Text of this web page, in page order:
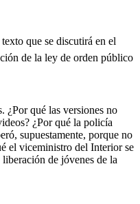
que se discutirá en el
de la ley de orden público
¿Por qué las versiones no
¿Por qué la policía
supuestamente, porque no
el viceministro del Interior se
de jóvenes de la